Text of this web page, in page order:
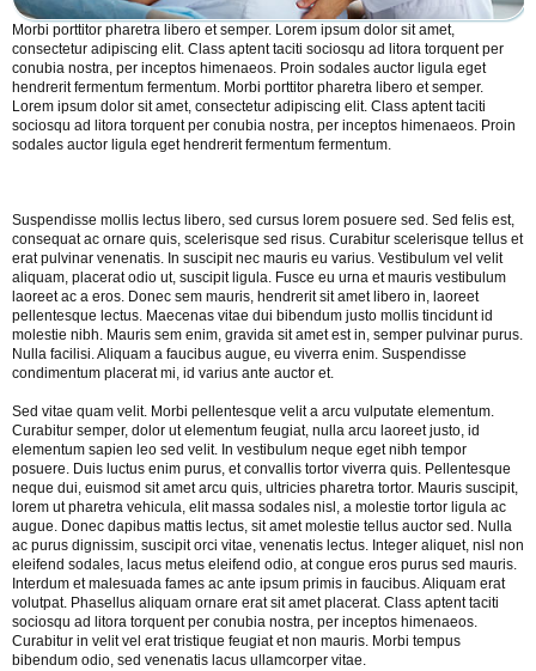
Morbi porttitor pharetra libero et semper. Lorem ipsum dolor sit amet,
consectetur adipiscing elit. Class aptent taciti sociosqu ad litora torquent per
conubia nostra, per inceptos himenaeos. Proin sodales auctor ligula eget
hendrerit fermentum fermentum. Morbi porttitor pharetra libero et semper.
Lorem ipsum dolor sit amet, consectetur adipiscing elit. Class aptent taciti
sociosqu ad litora torquent per conubia nostra, per inceptos himenaeos. Proin
sodales auctor ligula eget hendrerit fermentum fermentum.
Suspendisse mollis lectus libero, sed cursus lorem posuere sed. Sed felis est,
consequat ac ornare quis, scelerisque sed risus. Curabitur scelerisque tellus et
erat pulvinar venenatis. In suscipit nec mauris eu varius. Vestibulum vel velit
aliquam, placerat odio ut, suscipit ligula. Fusce eu urna et mauris vestibulum
laoreet ac a eros. Donec sem mauris, hendrerit sit amet libero in, laoreet
pellentesque lectus. Maecenas vitae dui bibendum justo mollis tincidunt id
molestie nibh. Mauris sem enim, gravida sit amet est in, semper pulvinar purus.
Nulla facilisi. Aliquam a faucibus augue, eu viverra enim. Suspendisse
condimentum placerat mi, id varius ante auctor et.
Sed vitae quam velit. Morbi pellentesque velit a arcu vulputate elementum.
Curabitur semper, dolor ut elementum feugiat, nulla arcu laoreet justo, id
elementum sapien leo sed velit. In vestibulum neque eget nibh tempor
posuere. Duis luctus enim purus, et convallis tortor viverra quis. Pellentesque
neque dui, euismod sit amet arcu quis, ultricies pharetra tortor. Mauris suscipit,
lorem ut pharetra vehicula, elit massa sodales nisl, a molestie tortor ligula ac
augue. Donec dapibus mattis lectus, sit amet molestie tellus auctor sed. Nulla
ac purus dignissim, suscipit orci vitae, venenatis lectus. Integer aliquet, nisl non
eleifend sodales, lacus metus eleifend odio, at congue eros purus sed mauris.
Interdum et malesuada fames ac ante ipsum primis in faucibus. Aliquam erat
volutpat. Phasellus aliquam ornare erat sit amet placerat. Class aptent taciti
sociosqu ad litora torquent per conubia nostra, per inceptos himenaeos.
Curabitur in velit vel erat tristique feugiat et non mauris. Morbi tempus
bibendum odio, sed venenatis lacus ullamcorper vitae.